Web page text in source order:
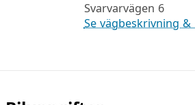
Svarvarvägen 6
Se vägbeskrivning &